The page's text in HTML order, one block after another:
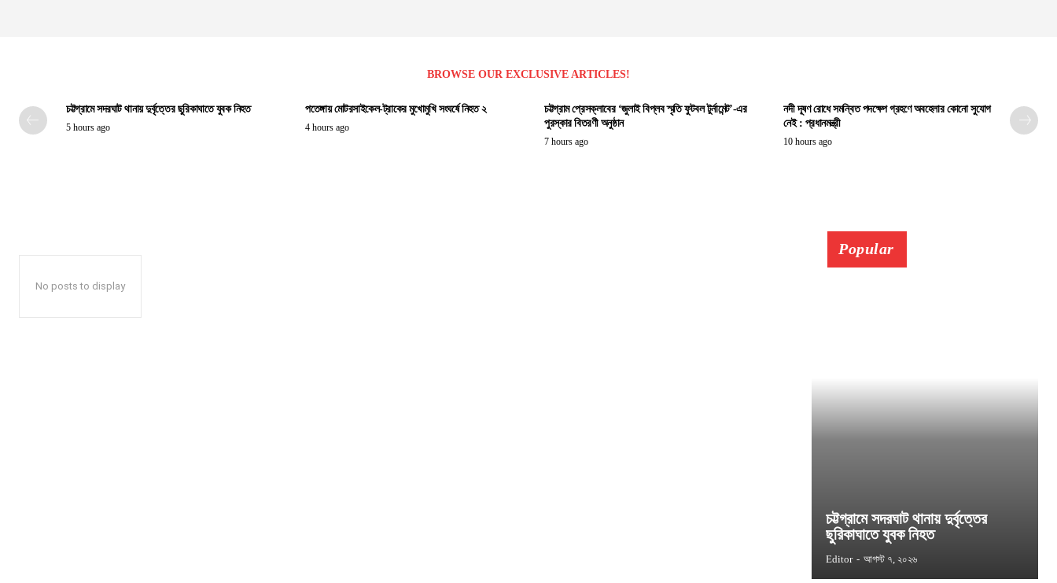
BROWSE OUR EXCLUSIVE ARTICLES!
চট্টগ্রামে সদরঘাট থানায় দুর্বৃত্তের ছুরিকাঘাতে যুবক নিহত
5 hours ago
পতেঙ্গায় মোটরসাইকেল-ট্রাকের মুখোমুখি সংঘর্ষে নিহত ২
4 hours ago
চট্টগ্রাম প্রেসক্লাবের ‘জুলাই বিপ্লব স্মৃতি ফুটবল টুর্নামেন্ট’-এর
পুরস্কার বিতরণী অনুষ্ঠান
7 hours ago
নদী দূষণ রোধে সমন্বিত পদক্ষেপ গ্রহণে অবহেলার কোনো সুযোগ
নেই : প্রধানমন্ত্রী
10 hours ago
No posts to display
Popular
চট্টগ্রামে সদরঘাট থানায় দুর্বৃত্তের
ছুরিকাঘাতে যুবক নিহত
Editor - আগস্ট ৭, ২০২৬